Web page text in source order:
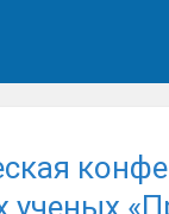
ученых